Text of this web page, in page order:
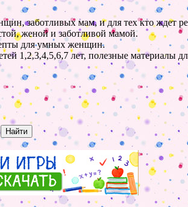
заботливых мам, и для тех кто ждет
женой и заботливой мамой.
для умных женщин.
1,2,3,4,5,6,7 лет, полезные материалы